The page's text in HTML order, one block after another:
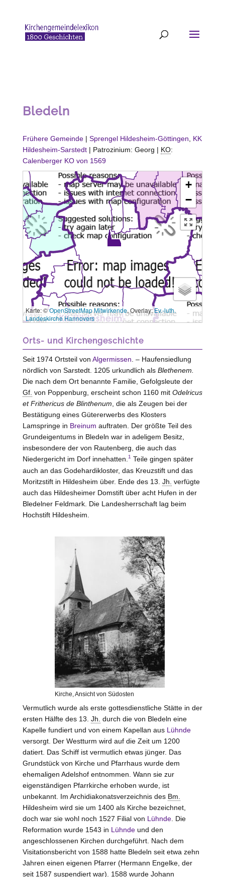
Bledeln
Frühere Gemeinde| Sprengel Hildesheim-Göttingen
KK
Hildesheim-Sarstedt| Patrozinium: Georg | KO:
Calenberger KO von 1569
+
−
3 km
Karte: ©OpenStreetMap Mitwirkende, Overlay:Ev.-luth.
Landeskirche Hannovers
Orts- und Kirchengeschichte
Seit 1974 Ortsteil von Algermissen . – Haufensiedlung
nördlich von Sarstedt. 1205 urkundlich als Blethenem.
Die nach dem Ort benannte Familie, Gefolgsleute der
Gf. von Poppenburg , erscheint schon 1160 mit Odelricus
et Frithericus de Blinthenum , die als Zeugen bei der
Bestätigung eines Gütererwerbs des Klosters
Lamspringein Breinum auftraten. Der größte Teil des
Grundeigentums in Bledeln war in adeligem Besitz,
insbesondere der von Rautenberg , die auch das
Niedergericht im Dorf innehatten. 1 Teile gingen später
auch an das Godehardikloster, das Kreuzstift und das
Moritzstift in Hildesheim über. Ende des 13. Jh. verfügte
auch das Hildesheimer Domstift über acht Hufen in der
Bledelner Feldmark. Die Landesherrschaft lag beim
Hochstift Hildesheim
Kirche, Ansicht von Südosten
Vermutlich wurde als erste gottesdienstliche Stätte in der
ersten Hälfte des 13. Jh. durch die von Bledeln eine
Kapelle fundiert und von einem Kapellan aus Lühnde
versorgt. Der Westturm wird auf die Zeit um 1200
datiert. Das Schiff ist vermutlich etwas jünger. Das
Grundstück von Kirche und Pfarrhaus wurde dem
ehemaligen Adelshof entnommen. Wann sie zur
eigenständigen Pfarrkirche erhoben wurde, ist
unbekannt. Im Archidiakonatsverzeichnis des Bm.
Hildesheim wird sie um 1400 als Kirche bezeichnet,
doch war sie wohl noch 1527 Filial von Lühnde. Die
Reformation wurde 1543 in Lühndeund den
angeschlossenen Kirchen durchgeführt. Nach dem
Visitationsbericht von 1588 hatte Bledeln seit etwa zehn
Jahren einen eigenen Pfarrer (Hermann Engelke, der
seit 1587 suspendiert war). 1588 wurde Johann